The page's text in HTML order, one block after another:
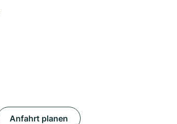
Anfahrt planen